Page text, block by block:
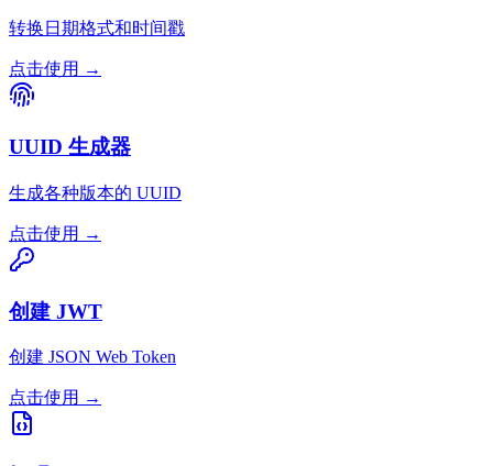
转换日期格式和时间戳
点击使用 →
UUID 生成器
生成各种版本的 UUID
点击使用 →
创建 JWT
创建 JSON Web Token
点击使用 →